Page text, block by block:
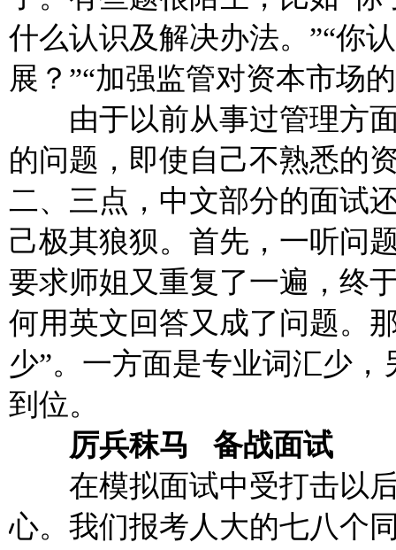
什么认识及解决办法。”“你
展？”“加强监管对资本市
由于以前从事过管理方面
的问题，即使自己不熟悉的
二、三点，中文部分的面试
己极其狼狈。首先，一听问
要求师姐又重复了一遍，终
何用英文回答又成了问题。
少”。一方面是专业词汇少
到位。
厉兵秣马 备战面试
在模拟面试中受打击以
心。我们报考人大的七八个